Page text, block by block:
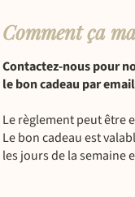
Comment ça
Contactez-nous pour
le bon cadeau par
Le règlement peut être
Le bon cadeau est
les jours de la semaine